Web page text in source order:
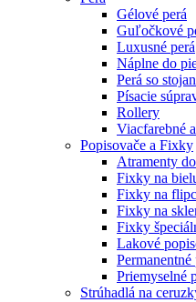
Gélové perá
Guľočkové
Luxusné perá
Náplne do
Perá so
Písacie
Rollery
Viacfarebné
Popisovače a Fixky
Atramenty
Fixky na
Fixky na
Fixky na
Fixky
Lakové
Priemyselné
Strúhadlá na